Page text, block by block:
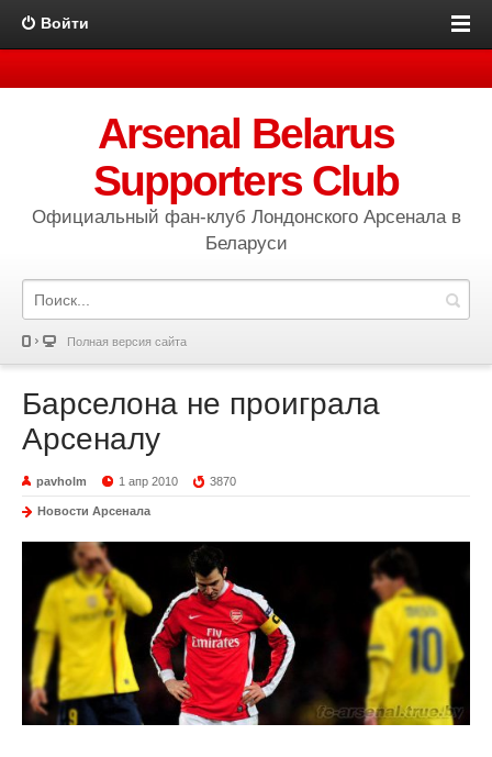
Войти
Arsenal Belarus
Supporters Club
Официальный фан-клуб Лондонского Арсенала в
Беларуси
Полная версия сайта
Барселона не проиграла
Арсеналу
pavholm 1 апр 2010 3870
Новости Арсенала